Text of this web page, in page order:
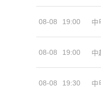
2026-
08-08 19:00 中
08-08 19:00 中
08-08 19:30 中